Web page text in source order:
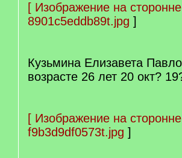
[ Изображение на
8901c5eddb89t.jpg ]
Кузьмина Елизавета
возрасте 26 лет 20 окт?
[ Изображение на
f9b3d9df0573t.jpg ]